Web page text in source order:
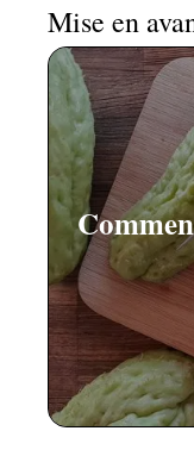
Mise en